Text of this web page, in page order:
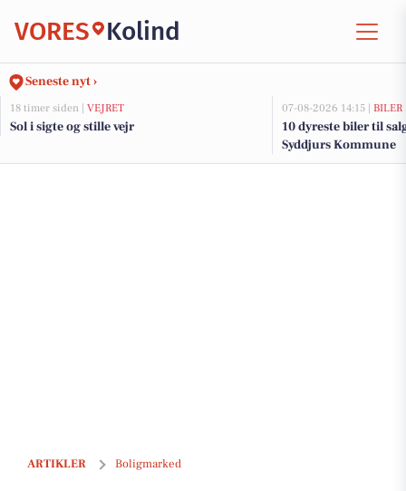
VORES Kolind
Seneste nyt ›
18 timer siden | VEJRET
Sol i sigte og stille vejr
07-08-2026 14:15 | BILER
10 dyreste biler til
Syddjurs Kommune
ARTIKLER Boligmarked
Er Nødagervej 44 i Kolind drømmehjemmet? Se de dyreste boliger